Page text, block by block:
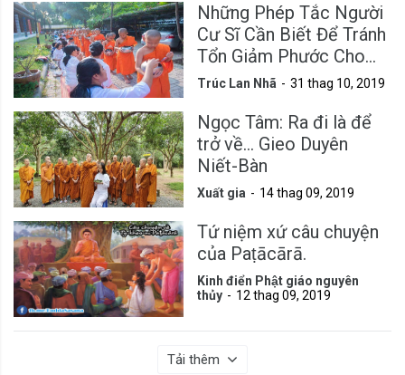
Những Phép Tắc Người
Cư Sĩ Cần Biết Để Tránh
Tổn Giảm Phước Cho
Mình
Trúc Lan Nhã 31 thag 10, 2019
Ngọc Tâm: Ra đi là để
trở về... Gieo Duyên
Niết-Bàn
Xuất gia 14 thag 09, 2019
Tứ niệm xứ câu chuyện
của Paṭācārā.
Kinh điển Phật giáo nguyên
thủy
12 thag 09, 2019
Tải thêm